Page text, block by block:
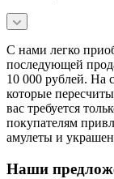
С нами легко
последующей
10 000 рублей. На
которые
вас требуется
покупателям
амулеты и
Наши